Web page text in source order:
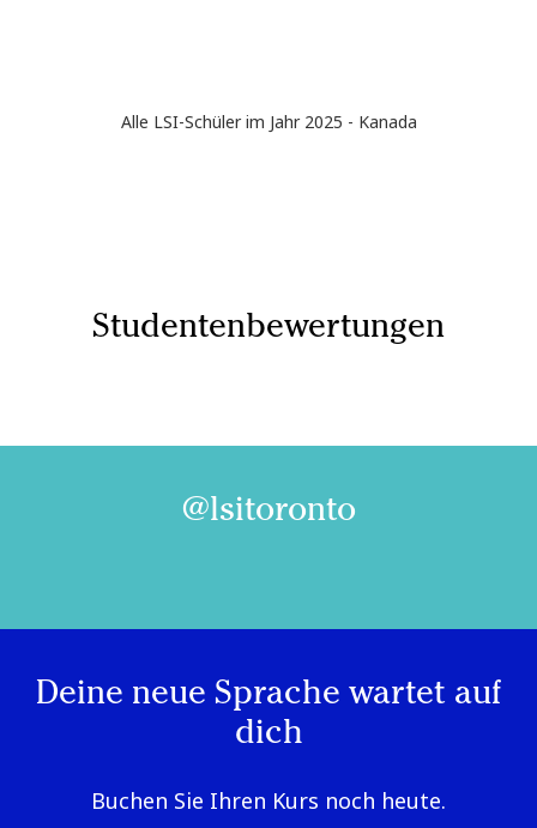
Alle LSI-Schüler im Jahr 2025 - Kanada
Studentenbewertungen
@lsitoronto
Deine neue Sprache wartet auf
dich
Buchen Sie Ihren Kurs noch heute.